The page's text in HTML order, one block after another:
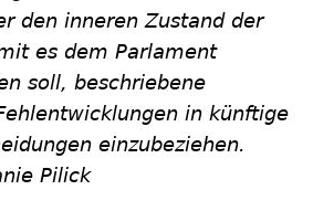
den inneren Zustand der
es dem Parlament
soll, beschriebene
in künftige
einzubeziehen.
Pilick